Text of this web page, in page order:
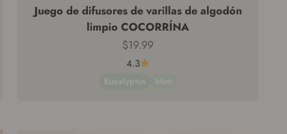
Juego de difusores de varillas de algodón
limpio COCORRÍNA
Precio de venta
$19.99
4.3
Eucalyptus